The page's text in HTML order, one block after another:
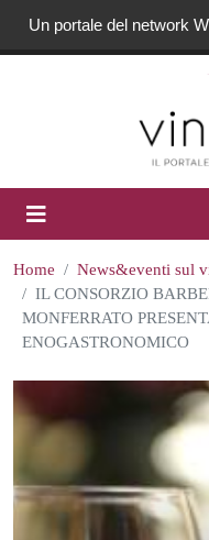
Un portale del network
Home News&eventi sul
IL CONSORZIO
MONFERRATO
ENOGASTRONOMICO